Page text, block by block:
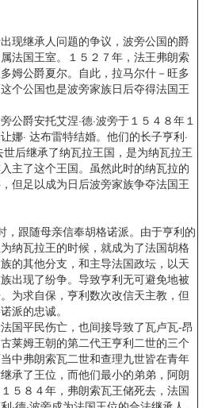
继承人问题的争议，波旁公国的爵
法国王室。１５２７年，法王弗朗索
姆公爵夏尔。自此，拉马尔什－旺多
个公国也是波旁家族日后夺得法国王
爵安托艾涅·德·波旁于１５４８年１
娜· 达布雷特结婚。他们的长子亨利·
后继承了纳瓦拉王国，是为纳瓦拉王
主了这个王国。虽然此时的纳瓦拉的
但足以成为日后波旁家族争夺法国王
跟随母亲信奉胡格诺派。由于亨利的
纳瓦拉王的时候，就成为了法国胡格
的其他分支，和主导法国政坛，以天
出现了纷争。导致亨利无可避免地被
为求自保，亨利数次改信天主教，但
派的忠诚。
平民伤亡，也间接导致了瓦卢瓦-昂
莱姆王朝的第二代王亨利二世的三个
中弗朗索瓦二世和查理九世皆在青年
承了王位，而他们最小的弟弟，阿朗
５８４年，弗朗索瓦王储死去，法国